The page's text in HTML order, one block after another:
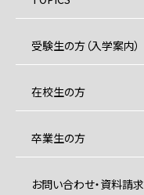
受験生の方（入学案内）
在校生の方
卒業生の方
お問い合わせ・資料請求